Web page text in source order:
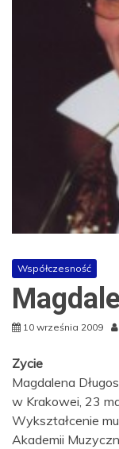
Współczesność
10 września 2009
Zycie
Magdalena
w Krakowei, 23
Wykształcenie
Akademii